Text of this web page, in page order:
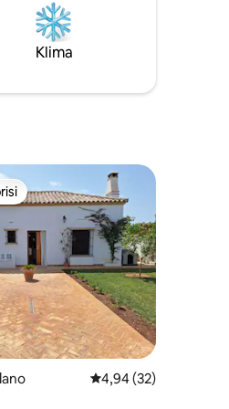
için çok sessiz
Klima
5 üzerinden
4,94 (32)